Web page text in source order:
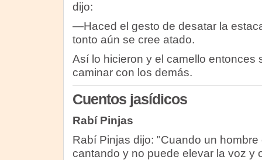
dijo:
—Haced el gesto de desatar la
tonto aún se cree atado.
Así lo hicieron y el camello entonces
caminar con los demás.
Cuentos jasídicos
Rabí Pinjas
Rabí Pinjas dijo: "Cuando un hombre
cantando y no puede elevar la voz y